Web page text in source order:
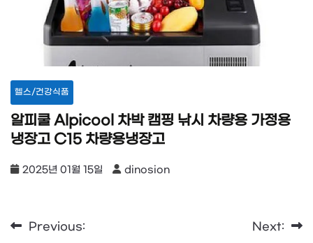
헬스/건강식품
알피쿨 Alpicool 차박 캠핑 낚시 차량용 가정용
냉장고 C15 차량용냉장고
2025년 01월 15일 dinosion
글 Previous: Next: